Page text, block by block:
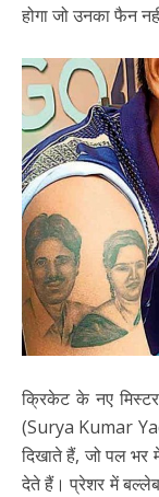
होगा जो उनका फैन
क्रिकेट के नए
(Surya Kumar
दिखाते हैं, जो पल भर
देते हैं। प्रेशर में